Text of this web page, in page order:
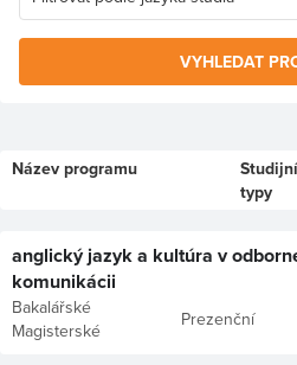
VYHLEDAT
Název programu
Studijní
typy
anglický jazyk a kultúra v
komunikácii
Bakalářské
Magisterské
Prezenční